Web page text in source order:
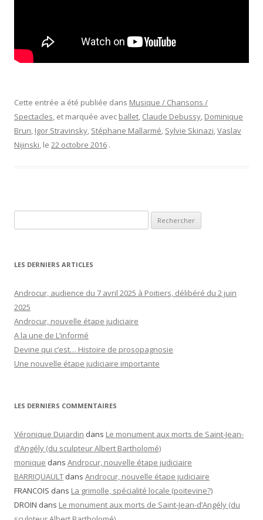
Cette entrée a été publiée dans Musique / Chansons /
Spectacles, et marquée avec ballet, Claude Debussy, Dominique
Brun, Igor Stravinsky, Stéphane Mallarmé, Sylvie Skinazi,Vaslav
Nijinski, le 22 octobre 2016 .
LES DERNIERS ARTICLES
Androcur, audience du 7 avril 2025 à Poitiers, délibéré du 2 juin
2025
Androcur, nouvelle étape judiciaire
A la une de L’informé
Devine qui c’est… Histoire de prosopagnosie
Une nouvelle étape judiciaire importante
LES DERNIERS COMMENTAIRES
Véronique Dujardin dans Le monument aux morts de Saint-Jean-
d’Angély (du sculpteur Albert Bartholomé)
monique dans Androcur, nouvelle étape judiciaire
BARRIQUAULT dans Androcur, nouvelle étape judiciaire
FRANCOIS dans La grimolle, spécialité locale (poitevine?)
DROIN dans Le monument aux morts de Saint-Jean-d’Angély (du